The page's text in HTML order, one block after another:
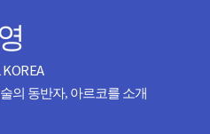
의 동반자, 아르코를 소개